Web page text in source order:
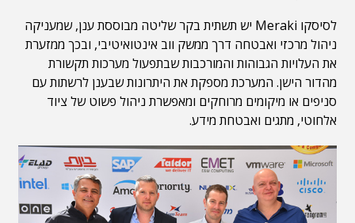
לסיסקו Meraki יש תשתית בקר שליטה מבוססת ענן, שמעניקה
ניהול מרכזי ואבטחה דרך ממשק ווב אינטואיטיבי, ובכך ממזערת
את העלויות הגבוהות והמורכבות שבתפעול מערכות תקשורת
מהדור הישן. המערכת מספקת את היתרונות שבענן לרשתות עם
סניפים או מיקומים מרוחקים ומאפשרת ניהול פשוט של ציוד
אלחוטי, מתגים ואבטחת מידע.